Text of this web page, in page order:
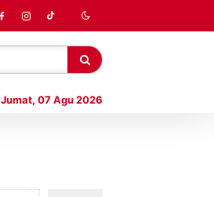
Jumat, 07 Agu 2026